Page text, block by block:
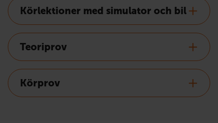
Körlektioner med simulator och bil
Teoriprov
Körprov